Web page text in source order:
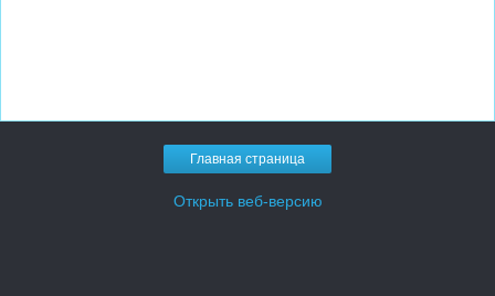
Главная страница
Открыть веб-версию